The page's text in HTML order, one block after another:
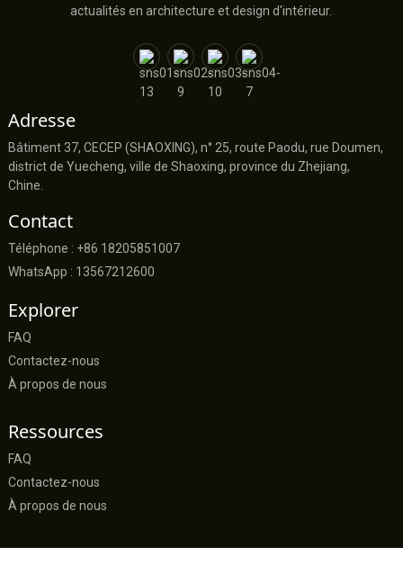
actualités en architecture et design d'intérieur.
Adresse
Bâtiment 37, CECEP (SHAOXING), n° 25, route Paodu, rue Doumen,
district de Yuecheng, ville de Shaoxing, province du Zhejiang,
Chine.
Contact
Téléphone : +86 18205851007
WhatsApp : 13567212600
Explorer
FAQ
Contactez-nous
À propos de nous
Ressources
FAQ
Contactez-nous
À propos de nous